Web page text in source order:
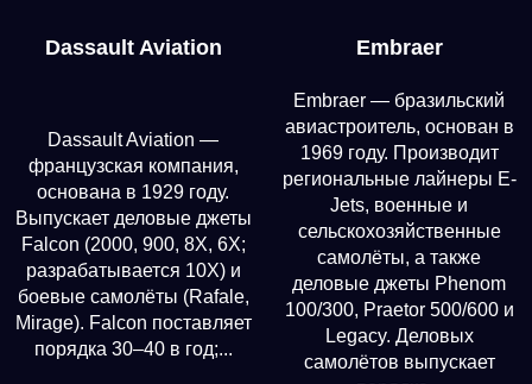
Dassault Aviation
Dassault Aviation —
французская компания,
основана в 1929 году.
Выпускает деловые джеты
Falcon (2000, 900, 8X, 6X;
разрабатывается 10X) и
боевые самолёты (Rafale,
Mirage). Falcon поставляет
порядка 30–40 в год;...
Embraer
Embraer — бразильский
авиастроитель, основан в
1969 году. Производит
региональные лайнеры E-
Jets, военные и
сельскохозяйственные
самолёты, а также
деловые джеты Phenom
100/300, Praetor 500/600 и
Legacy. Деловых
самолётов выпускает